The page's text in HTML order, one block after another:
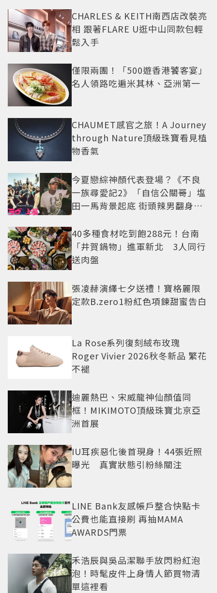
CHARLES & KEITH南西店改裝亮
相 跟著FLARE U逛中山同款包輕
鬆入手
僅限兩團！「500遊香港饕客宴」
名人領路吃遍米其林、亞洲第一
CHAUMET感官之旅！A Journey
through Nature頂級珠寶看見植
物香氣
今夏戀綜神顏代表登場？《不良
一族尋愛記2》「自信公關哥」塩
田一馬背景起底 街頭辣男翻身當
40多種食材吃到飽288元！台南
「井賀鍋物」進軍新北 3人同行
送肉盤
張凌赫演繹七夕送禮！寶格麗限
定款B.zero1粉紅色項鍊甜蜜告白
La Rose系列復刻絨布玫瑰
Roger Vivier 2026秋冬新品 繁花
不褪
迪麗熱巴、宋威龍神仙顏值同
框！MIKIMOTO頂級珠寶北京亞
洲首展
IU耳疾惡化後首現身！44張近照
曝光 真實狀態引粉絲關注
LINE Bank友感帳戶整合快點卡
公費也能直接刷 再抽MAMA
AWARDS門票
禾浩辰與吳品潔聯手放閃粉紅泡
泡！時髦皮件上身情人節買物清
單這裡看